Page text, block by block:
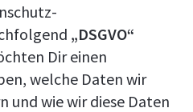
„DSGVO“
Dir einen
welche Daten wir
und wie wir diese Daten